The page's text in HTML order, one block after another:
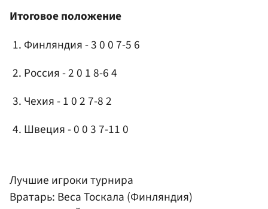
Итоговое положение
Финляндия - 3 0 0 7-5 6
Россия - 2 0 1 8-6 4
Чехия - 1 0 2 7-8 2
Швеция - 0 0 3 7-11 0
Лучшие игроки турнира
Вратарь: Веса Тоскала (Финляндия)